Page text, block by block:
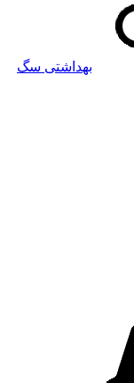
بهداشتی سگ